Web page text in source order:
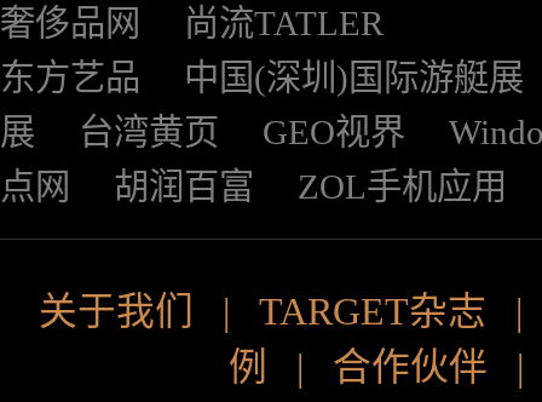
奢侈品网
尚流TATLER
东方艺品
中国(深圳)国际游艇展
展
台湾黄页 GEO视界
点网
胡润百富 ZOL手机应用
关于我们 | TARGET杂志
例
| 合作伙伴